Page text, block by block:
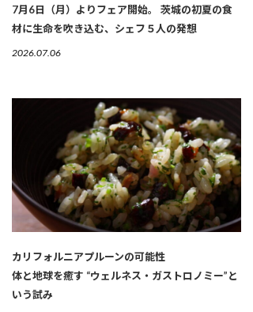
7月6日（月）よりフェア開始。 茨城の初夏の食
材に生命を吹き込む、シェフ５人の発想
2026.07.06
カリフォルニアプルーンの可能性
体と地球を癒す “ウェルネス・ガストロノミー”と
いう試み